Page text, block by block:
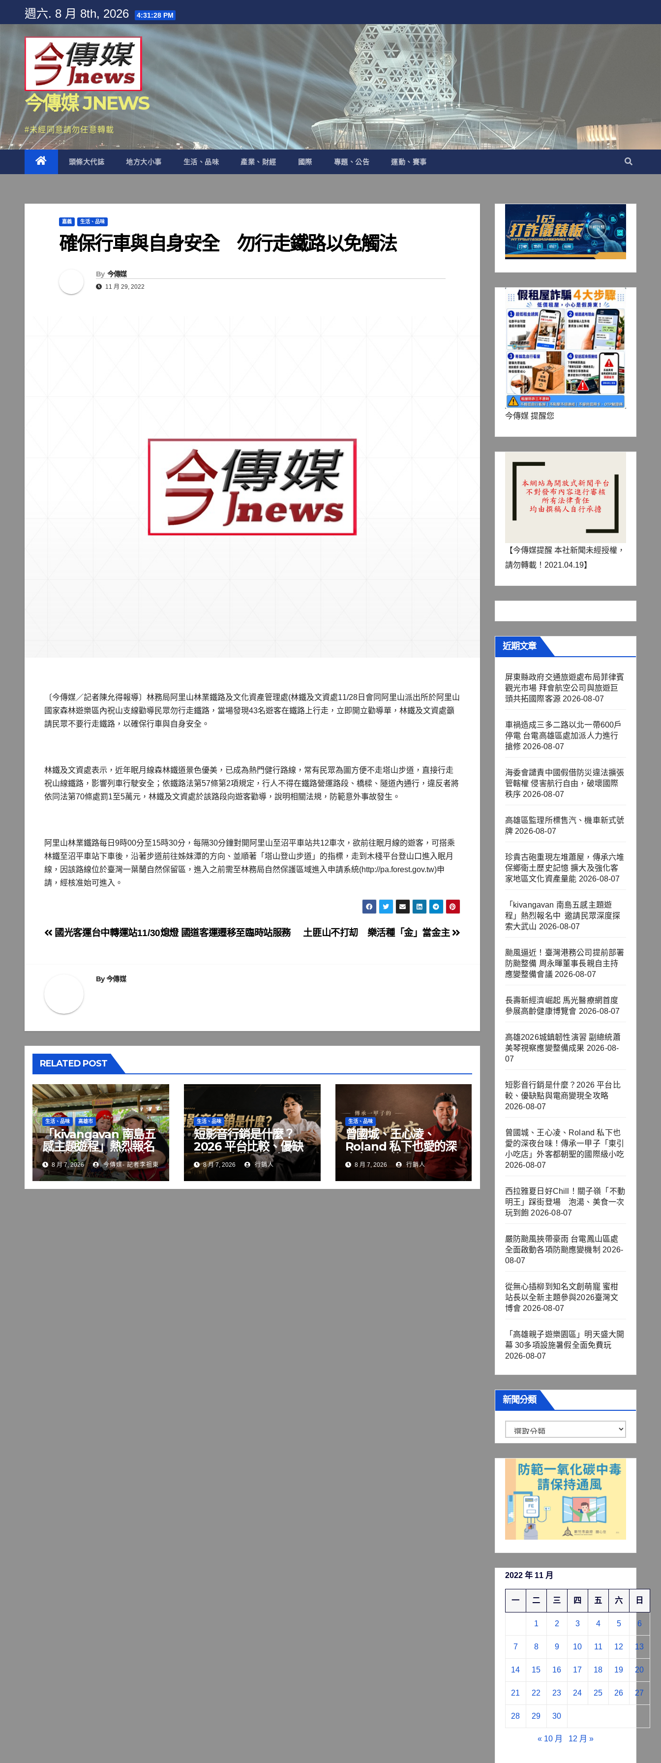
content
週六. 8 月 8th, 2026 4:31:29 PM
今傳媒 JNEWS
#未經同意請勿任意轉載
頭條大代誌 地方大小事 生活、品味 產業、財經 國際 專題、公告 運動、賽事
嘉義 生活、品味
確保行車與自身安全 勿行走鐵路以免觸法
By 今傳媒
11 月 29, 2022
〔今傳媒／記者陳允得報導〕林務局阿里山林業鐵路及文化資產管理處(林鐵及文資處11/28日會同阿里山派出所於阿里山
國家森林遊樂區內祝山支線勸導民眾勿行走鐵路，當場發現43名遊客在鐵路上行走，立即開立勸導單，林鐵及文資處籲
請民眾不要行走鐵路，以確保行車與自身安全。
林鐵及文資處表示，近年眠月線森林鐵道景色優美，已成為熱門健行路線，常有民眾為圖方便不走塔山步道，直接行走
祝山線鐵路，影響列車行駛安全；依鐵路法第57條第2項規定，行人不得在鐵路營運路段、橋樑、隧道內通行，違反者將
依同法第70條處罰1至5萬元，林鐵及文資處於該路段向遊客勸導，說明相關法規，防範意外事故發生。
阿里山林業鐵路每日9時00分至15時30分，每隔30分鐘對開阿里山至沼平車站共12車次，欲前往眠月線的遊客，可搭乘
林鐵至沼平車站下車後，沿著步道前往姊妹潭的方向、並順著「塔山登山步道」的指標，走到木棧平台登山口進入眠月
線，因該路線位於臺灣一葉蘭自然保留區，進入之前需至林務局自然保護區域進入申請系統(http://pa.forest.gov.tw)申
請，經核准始可進入。
文
覽
土匪山不打刧 樂活種「金」當金主
國光客運台中轉運站11/30熄燈 國道客運遷移至臨時站服務
By今傳媒
RELATED POST
生活、品味 高雄市
「kivangavan 南島五
感主題遊程」熱烈報名
中 邀請民眾深度探索
大武山
8 月 7, 2026 今傳媒- 記者李祖東
生活、品味
短影音行銷是什麼？
2026 平台比較、優缺
點與電商變現全攻略
8 月 7, 2026 行銷人
生活、品味
曾國城、王心凌、
Roland 私下也愛的深
夜台味！傳承一甲子
「東引小吃店」外客都
朝聖的國際級小吃
8 月 7, 2026 行銷人
今傳媒 提醒您
【今傳媒提醒 本社新聞未經授權，
請勿轉載！2021.04.19】
近期文章
屏東縣政府交通旅遊處布局菲律賓
觀光市場 拜會航空公司與旅遊巨
頭共拓國際客源 2026-08-07
車禍造成三多二路以北一帶600戶
停電 台電高雄區處加派人力進行
搶修 2026-08-07
海委會譴責中國假借防災違法擴張
管轄權 侵害航行自由，破壞國際
秩序 2026-08-07
高雄區監理所標售汽、機車新式號
牌 2026-08-07
珍貴古砲重現左堆蕭屋，傳承六堆
保鄉衛土歷史記憶 擴大及強化客
家地區文化資產量能 2026-08-07
「kivangavan 南島五感主題遊
程」熱烈報名中 邀請民眾深度探
索大武山 2026-08-07
颱風逼近！臺灣港務公司提前部署
防颱整備 周永暉董事長親自主持
應變整備會議 2026-08-07
長壽新經濟崛起 馬光醫療網首度
參展高齡健康博覽會 2026-08-07
高雄2026城鎮韌性演習 副總統蕭
美琴視察應變整備成果 2026-08-
07
短影音行銷是什麼？2026 平台比
較、優缺點與電商變現全攻略
2026-08-07
曾國城、王心凌、Roland 私下也
愛的深夜台味！傳承一甲子「東引
小吃店」外客都朝聖的國際級小吃
2026-08-07
西拉雅夏日好Chill！關子嶺「不動
明王」踩街登場 泡湯、美食一次
玩到飽 2026-08-07
嚴防颱風挾帶豪雨 台電鳳山區處
全面啟動各項防颱應變機制 2026-
08-07
從無心插柳到知名文創萌寵 蜜柑
站長以全新主題參與2026臺灣文
博會 2026-08-07
「高雄親子遊樂園區」明天盛大開
幕 30多項設施暑假全面免費玩
2026-08-07
新聞分類
聞
分
2022 年 11 月
一 二 三 四 五 六 日
1 2 3 4 5 6
7 8 9 10 11 12 13
14 15 16 17 18 19 20
21 22 23 24 25 26 27
28 29 30
« 10 月 12 月 »